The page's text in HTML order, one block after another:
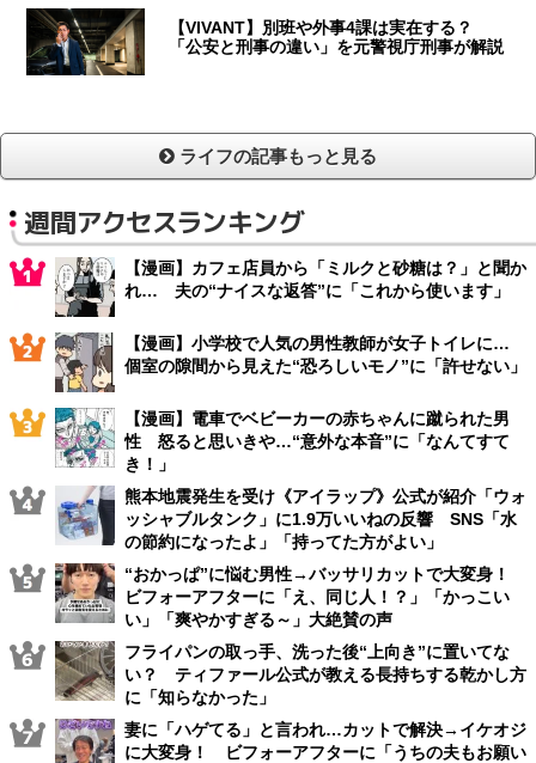
【VIVANT】別班や外事4課は実在する？
「公安と刑事の違い」を元警視庁刑事が解説
ライフの記事もっと見る
週間アクセスランキング
【漫画】カフェ店員から「ミルクと砂糖は？」と聞か
れ… 夫の“ナイスな返答”に「これから使います」
【漫画】小学校で人気の男性教師が女子トイレに…
個室の隙間から見えた“恐ろしいモノ”に「許せない」
【漫画】電車でベビーカーの赤ちゃんに蹴られた男
性 怒ると思いきや…“意外な本音”に「なんてすて
き！」
熊本地震発生を受け《アイラップ》公式が紹介「ウォ
ッシャブルタンク」に1.9万いいねの反響 SNS「水
の節約になったよ」「持ってた方がよい」
“おかっぱ”に悩む男性→バッサリカットで大変身！
ビフォーアフターに「え、同じ人！？」「かっこい
い」「爽やかすぎる～」大絶賛の声
フライパンの取っ手、洗った後“上向き”に置いてな
い？ ティファール公式が教える長持ちする乾かし方
に「知らなかった」
妻に「ハゲてる」と言われ…カットで解決→イケオジ
に大変身！ ビフォーアフターに「うちの夫もお願い